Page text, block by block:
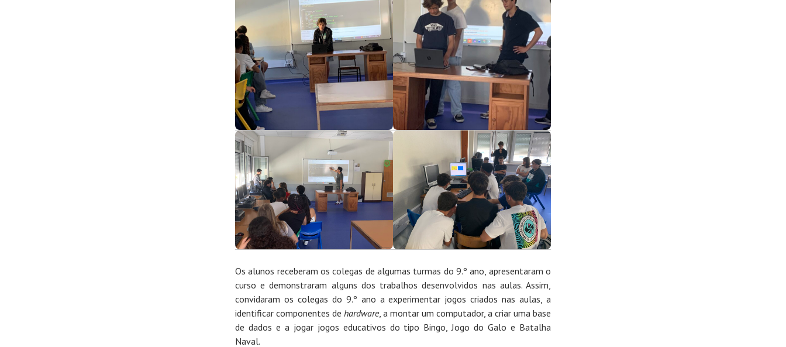
Os alunos receberam os colegas de algumas turmas do 9.º ano, apresentaram o
curso e demonstraram alguns dos trabalhos desenvolvidos nas aulas. Assim,
convidaram os colegas do 9.º ano a experimentar jogos criados nas aulas, a
identificar componentes de hardware, a montar um computador, a criar uma base
de dados e a jogar jogos educativos do tipo Bingo, Jogo do Galo e Batalha
Naval.